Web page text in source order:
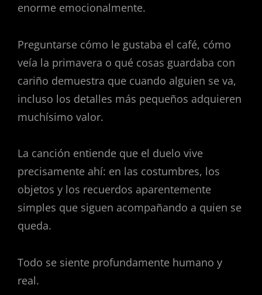
enorme emocionalmente.
Preguntarse cómo le gustaba el café, cómo
veía la primavera o qué cosas guardaba con
cariño demuestra que cuando alguien se va,
incluso los detalles más pequeños adquieren
muchísimo valor.
La canción entiende que el duelo vive
precisamente ahí: en las costumbres, los
objetos y los recuerdos aparentemente
simples que siguen acompañando a quien se
queda.
Todo se siente profundamente humano y
real.